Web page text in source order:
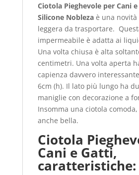
Ciotola Pieghevole per Cani
Silicone Noblezaè una novità
leggera da trasportare.
impermeabile è adatta ai
Una volta chiusa è alta
centimetri. Una volta aperta
capienza davvero
6cm (h). Il lato più lungo ha
maniglie con decorazione a
Insomma una ciotola
anche bella.
Ciotola
Cani e Gatti,
caratteristiche: